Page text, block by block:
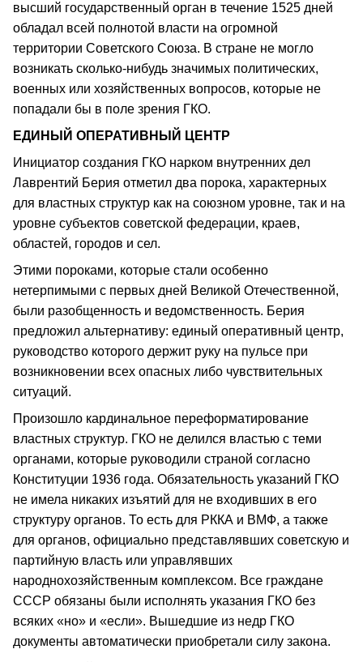
высший государственный орган в течение 1525 дней
обладал всей полнотой власти на огромной
территории Советского Союза. В стране не могло
возникать сколько-нибудь значимых политических,
военных или хозяйственных вопросов, которые не
попадали бы в поле зрения ГКО.
ЕДИНЫЙ ОПЕРАТИВНЫЙ ЦЕНТР
Инициатор создания ГКО нарком внутренних дел
Лаврентий Берия отметил два порока, характерных
для властных структур как на союзном уровне, так и на
уровне субъектов советской федерации, краев,
областей, городов и сел.
Этими пороками, которые стали особенно
нетерпимыми с первых дней Великой Отечественной,
были разобщенность и ведомственность. Берия
предложил альтернативу: единый оперативный центр,
руководство которого держит руку на пульсе при
возникновении всех опасных либо чувствительных
ситуаций.
Произошло кардинальное переформатирование
властных структур. ГКО не делился властью с теми
органами, которые руководили страной согласно
Конституции 1936 года. Обязательность указаний ГКО
не имела никаких изъятий для не входивших в его
структуру органов. То есть для РККА и ВМФ, а также
для органов, официально представлявших советскую и
партийную власть или управлявших
народнохозяйственным комплексом. Все граждане
СССР обязаны были исполнять указания ГКО без
всяких «но» и «если». Вышедшие из недр ГКО
документы автоматически приобретали силу закона.